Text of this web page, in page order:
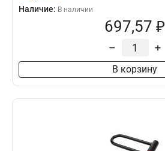
Наличие: В наличии
697,57 ₽
– +
В корзину